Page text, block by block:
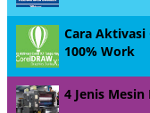
Cara Aktivasi
100% Work
4 Jenis